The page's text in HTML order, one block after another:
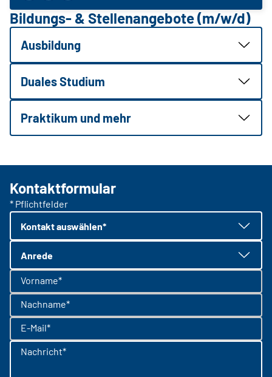
Bildungs- & Stellenangebote (m/w/d)
Ausbildung
Duales Studium
Praktikum und mehr
Kontaktformular
* Pflichtfelder
Kontakt auswählen*
Anrede
Vorname*
Nachname*
E-Mail*
Nachricht*